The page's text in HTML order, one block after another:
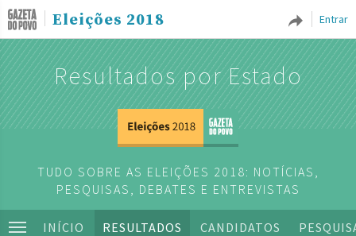
Entrar
Eleições 2018
Resultados por Estado
TUDO SOBRE AS ELEIÇÕES 2018: NOTÍCIAS,
PESQUISAS, DEBATES E ENTREVISTAS
INÍCIO RESULTADOS CANDIDATOS